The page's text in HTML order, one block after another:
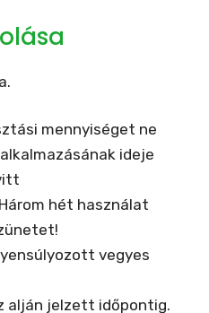
mennyiséget ne
ideje
hét használat
vegyes
alján jelzett időpontig.